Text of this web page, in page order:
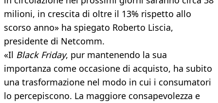
milioni, in crescita di oltre il 13% rispetto allo
scorso anno» ha spiegato Roberto Liscia,
presidente di Netcomm.
«Il Black Friday, pur mantenendo la sua
importanza come occasione di acquisto, ha subito
una trasformazione nel modo in cui i consumatori
lo percepiscono. La maggiore consapevolezza e